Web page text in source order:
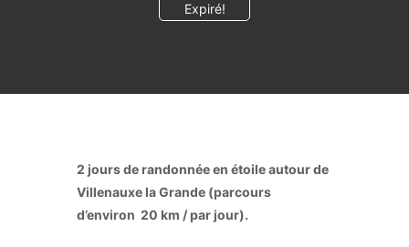
Expiré!
2 jours de randonnée en étoile autour de
Villenauxe la Grande (parcours
d’environ 20 km / par jour).